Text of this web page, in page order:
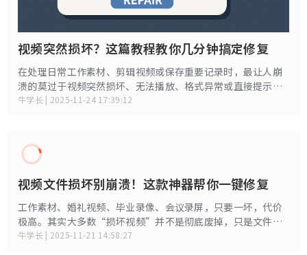
视频突然损坏？这篇教程教你几分钟搞定修复
在处理日常工作素材、剪辑视频或保存重要记录时，最让人崩
溃的莫过于视频突然损坏、无法播放、格式异常或直接提示文
件错误。无论是 MP4、MOV 或 AVI，只要结构受损，就有可能
牛学长 | 2025-11-24 17:39:12
视频文件损坏别崩溃！这款神器帮你一键修复
工作素材、婚礼视频、毕业录像、会议录屏，只要一坏，代价
极高。其实大多数“损坏视频”并不是彻底废掉，只是文件结
构、编码或索引出现了问题。只要方法对了，完全能救回来！
牛学长 | 2025-11-21 14:58:27